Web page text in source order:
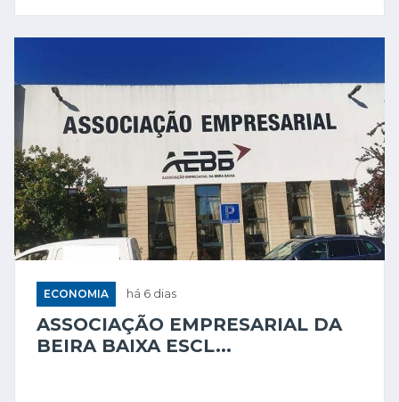
ECONOMIA há 6 dias
ASSOCIAÇÃO EMPRESARIAL DA
BEIRA BAIXA ESCL...